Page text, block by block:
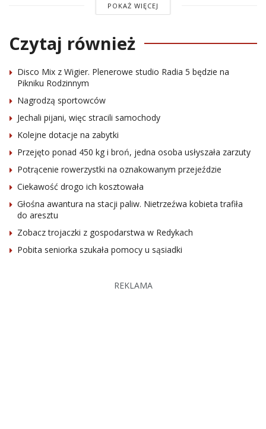
POKAŻ WIĘCEJ
Czytaj również
Disco Mix z Wigier. Plenerowe studio Radia 5 będzie na
Pikniku Rodzinnym
Nagrodzą sportowców
Jechali pijani, więc stracili samochody
Kolejne dotacje na zabytki
Przejęto ponad 450 kg i broń, jedna osoba usłyszała zarzuty
Potrącenie rowerzystki na oznakowanym przejeździe
Ciekawość drogo ich kosztowała
Głośna awantura na stacji paliw. Nietrzeźwa kobieta trafiła
do aresztu
Zobacz trojaczki z gospodarstwa w Redykach
Pobita seniorka szukała pomocy u sąsiadki
REKLAMA